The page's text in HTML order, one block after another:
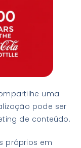
uma
pode ser
de conteúdo.
próprios em